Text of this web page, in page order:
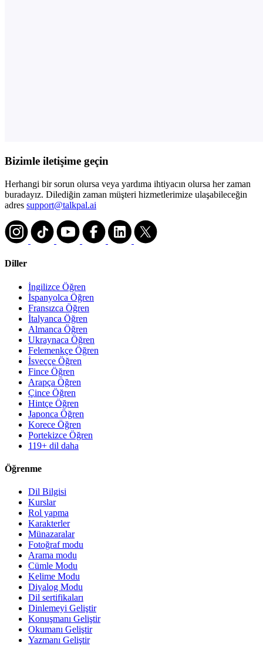
Bizimle iletişime geçin
Herhangi bir sorun olursa veya yardıma ihtiyacın olursa her zaman
buradayız. Dilediğin zaman müşteri hizmetlerimize ulaşabileceğin
adres support@talkpal.ai
Diller
İngilizce Öğren
İspanyolca Öğren
Fransızca Öğren
İtalyanca Öğren
Almanca Öğren
Ukraynaca Öğren
Felemenkçe Öğren
İsveççe Öğren
Fince Öğren
Arapça Öğren
Çince Öğren
Hintçe Öğren
Japonca Öğren
Korece Öğren
Portekizce Öğren
119+ dil daha
Öğrenme
Dil Bilgisi
Kurslar
Rol yapma
Karakterler
Münazaralar
Fotoğraf modu
Arama modu
Cümle Modu
Kelime Modu
Diyalog Modu
Dil sertifikaları
Dinlemeyi Geliştir
Konuşmanı Geliştir
Okumanı Geliştir
Yazmanı Geliştir